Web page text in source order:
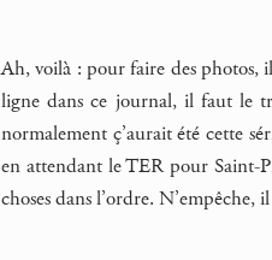
Ah, voilà : pour faire des photos,
ligne dans ce journal, il faut le
normalement ç’aurait été cette
en attendant le TER pour Saint-
choses dans l’ordre.